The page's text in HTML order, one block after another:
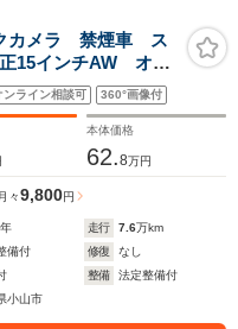
カメラ 禁煙車 ス
15インチAW オー
CD DVD再
イザー
ンライン相談可 360°画像付
本体価格
62.8万円
月々9,800円
年 走行 7.6万km
備付 修復
なし
整備
法定整備付
小山市